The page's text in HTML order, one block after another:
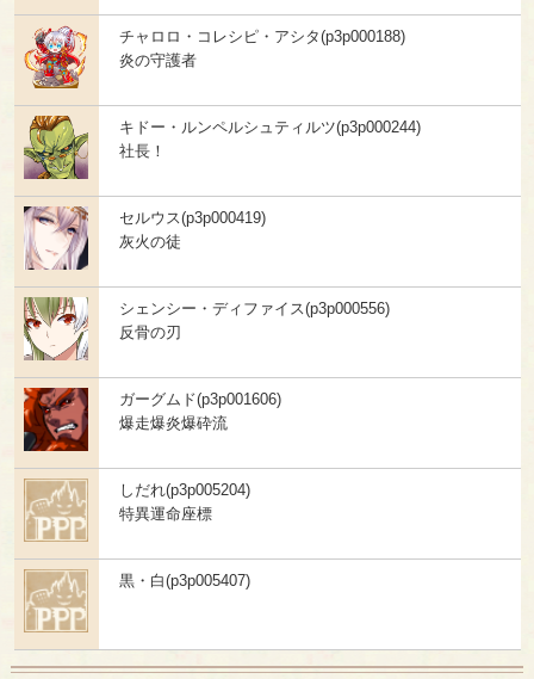
チャロロ・コレシピ・アシタ(p3p000188)
炎の守護者
キドー・ルンペルシュティルツ(p3p000244)
社長！
セルウス(p3p000419)
灰火の徒
シェンシー・ディファイス(p3p000556)
反骨の刃
ガーグムド(p3p001606)
爆走爆炎爆砕流
しだれ(p3p005204)
特異運命座標
黒・白(p3p005407)